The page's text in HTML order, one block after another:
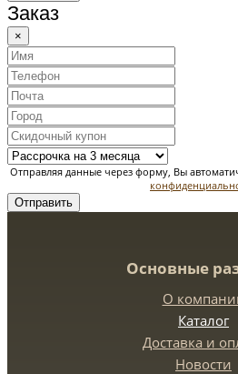
Заказ
×
Отправляя данные через форму, Вы
Отправить
Основные
О
Каталог
Доставка и
Новости